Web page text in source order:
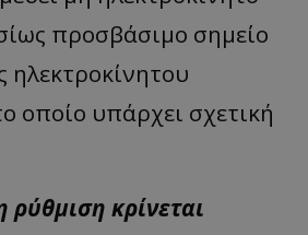
προσβάσιμο σημείο
οποίο υπάρχει σχετική
ρύθμιση κρίνεται